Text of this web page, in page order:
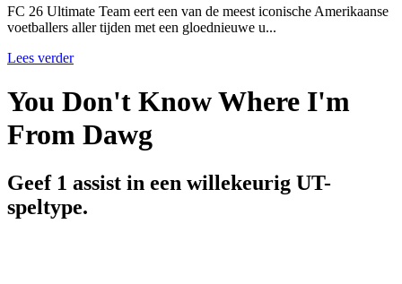
FC 26 Ultimate Team eert een van de meest iconische Amerikaanse
voetballers aller tijden met een gloednieuwe u...
Lees verder
You Don't Know Where I'm
From Dawg
Geef 1 assist in een willekeurig UT-
speltype.